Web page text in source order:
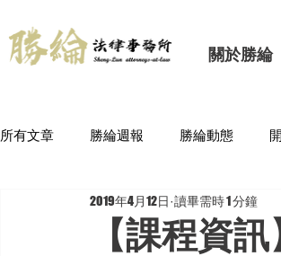
關於勝綸
所有文章 勝綸週報 勝綸動態
【課程資
2019年4月12日 讀畢需時 1 分鐘